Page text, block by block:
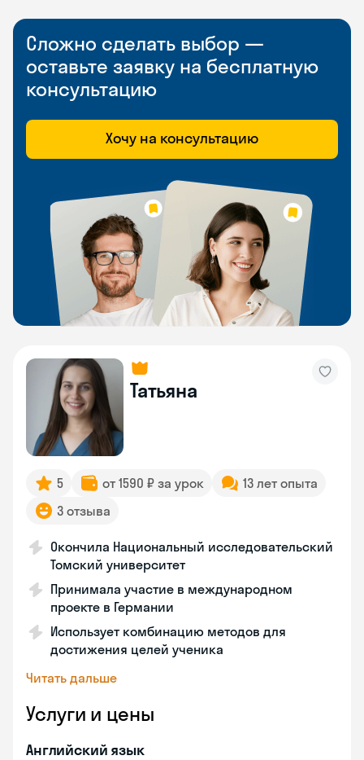
Сложно сделать выбор —
оставьте заявку на бесплатную
консультацию
Хочу на консультацию
Татьяна
5 от 1590 ₽ за урок
13 лет опыта
3 отзыва
Окончила Национальный исследовательский
Томский университет
Принимала участие в международном
проекте в Германии
Использует комбинацию методов для
достижения целей ученика
Читать дальше
Услуги и цены
Английский язык